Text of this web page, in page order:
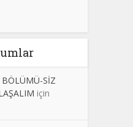
BÖLÜMÜ-SİZ
için